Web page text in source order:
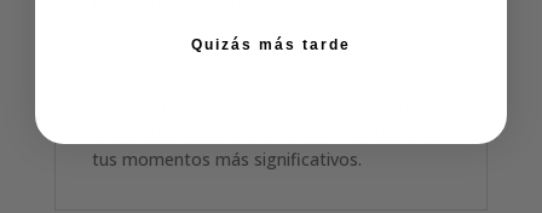
forma de decir “te quiero” que perdurará en
tus momentos más significativos.
Quizás más tarde